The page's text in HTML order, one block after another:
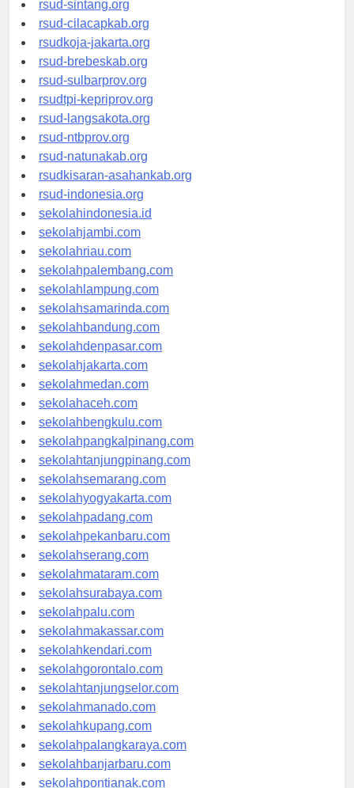
rsud-sintang.org
rsud-cilacapkab.org
rsudkoja-jakarta.org
rsud-brebeskab.org
rsud-sulbarprov.org
rsudtpi-kepriprov.org
rsud-langsakota.org
rsud-ntbprov.org
rsud-natunakab.org
rsudkisaran-asahankab.org
rsud-indonesia.org
sekolahindonesia.id
sekolahjambi.com
sekolahriau.com
sekolahpalembang.com
sekolahlampung.com
sekolahsamarinda.com
sekolahbandung.com
sekolahdenpasar.com
sekolahjakarta.com
sekolahmedan.com
sekolahaceh.com
sekolahbengkulu.com
sekolahpangkalpinang.com
sekolahtanjungpinang.com
sekolahsemarang.com
sekolahyogyakarta.com
sekolahpadang.com
sekolahpekanbaru.com
sekolahserang.com
sekolahmataram.com
sekolahsurabaya.com
sekolahpalu.com
sekolahmakassar.com
sekolahkendari.com
sekolahgorontalo.com
sekolahtanjungselor.com
sekolahmanado.com
sekolahkupang.com
sekolahpalangkaraya.com
sekolahbanjarbaru.com